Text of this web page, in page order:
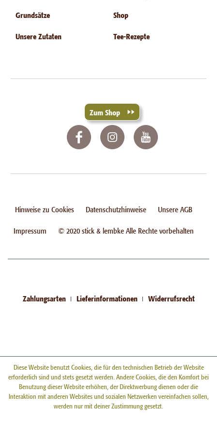
Grundsätze
Unsere Zutaten
Shop
Tee-Rezepte
Zum Shop
Hinweise zu Cookies Datenschutzhinweise Unsere AGB
Impressum © 2020 stick & lembke Alle Rechte vorbehalten
Zahlungsarten Lieferinformationen Widerrufsrecht
Diese Website benutzt Cookies, die für den technischen Betrieb der Website
erforderlich sind und stets gesetzt werden. Andere Cookies, die den Komfort bei
Benutzung dieser Website erhöhen, der Direktwerbung dienen oder die
Interaktion mit anderen Websites und sozialen Netzwerken vereinfachen sollen,
werden nur mit deiner Zustimmung gesetzt.